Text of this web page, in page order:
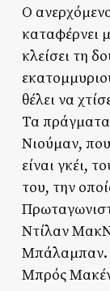
Ο
καταφέρνει
κλείσει τη
θέλει να
Τα πράγματα
Νιούμαν,
είναι γκέι,
του, την
Ντίλαν
Μπάλαμπαν.
Μπρός